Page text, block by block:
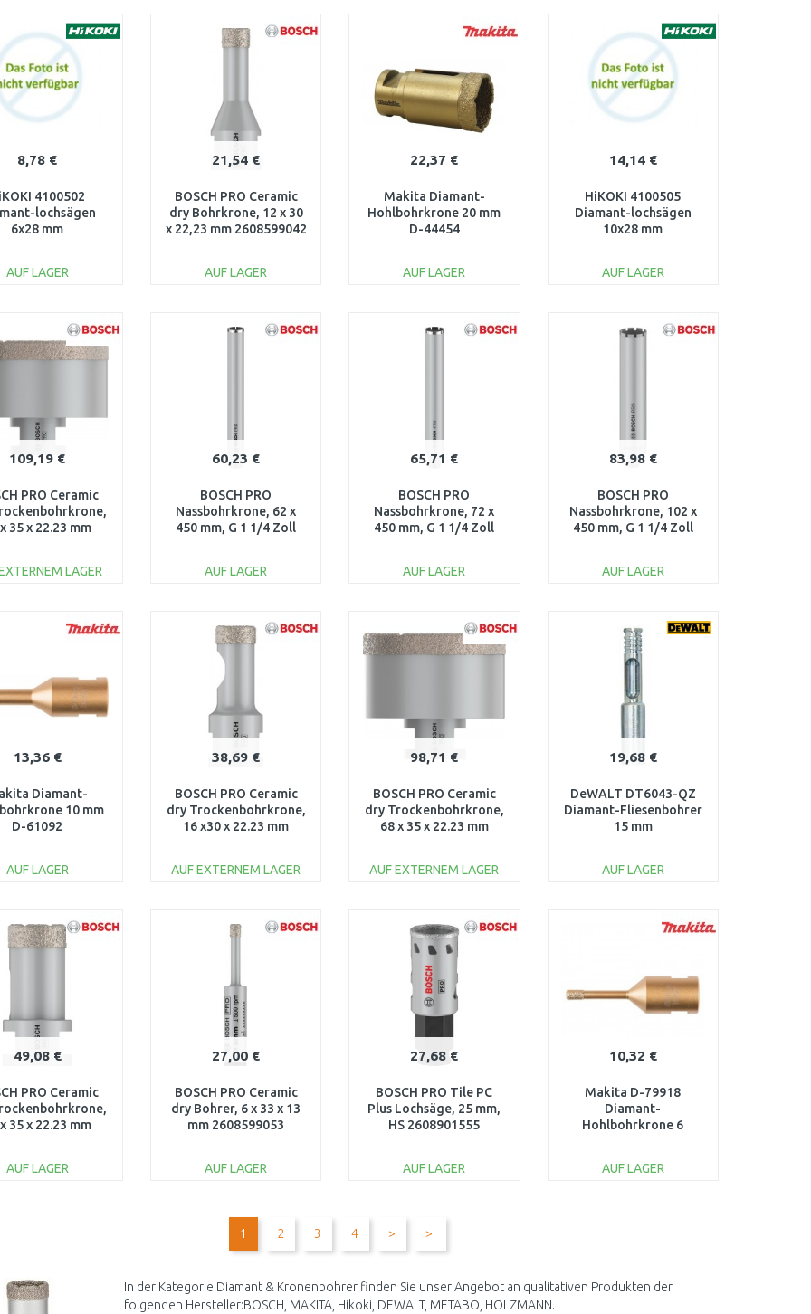
Vergleichen Vergleichen Vergleichen
8,78 €
4100502
lochsägen
6x28 mm
AUF LAGER
Vergleichen
21,54 €
BOSCH PRO Ceramic
dry Bohrkrone, 12 x 30
x 22,23 mm 2608599042
AUF LAGER
22,37 €
Makita Diamant-
Hohlbohrkrone 20 mm
D-44454
AUF LAGER
14,14 €
HiKOKI 4100505
Diamant-lochsägen
10x28 mm
AUF LAGER
109,19 €
PRO Ceramic
35 x 22.23 mm
LAGER
60,23 €
BOSCH PRO
Nassbohrkrone, 62 x
450 mm, G 1 1/4 Zoll
AUF LAGER
Vergleichen
65,71 €
BOSCH PRO
Nassbohrkrone, 72 x
450 mm, G 1 1/4 Zoll
AUF LAGER
Vergleichen
83,98 €
BOSCH PRO
Nassbohrkrone, 102 x
450 mm, G 1 1/4 Zoll
AUF LAGER
Vergleichen
13,36 €
Diamant-
10 mm
D-61092
AUF LAGER
Vergleichen
38,69 €
BOSCH PRO Ceramic
dry Trockenbohrkrone,
16 x30 x 22.23 mm
AUF EXTERNEM LAGER
98,71 €
BOSCH PRO Ceramic
dry Trockenbohrkrone,
68 x 35 x 22.23 mm
AUF EXTERNEM LAGER
Vergleichen
19,68 €
DeWALT DT6043-QZ
Diamant-Fliesenbohrer
15 mm
AUF LAGER
49,08 €
PRO Ceramic
35 x 22.23 mm
AUF LAGER
27,00 €
BOSCH PRO Ceramic
dry Bohrer, 6 x 33 x 13
mm 2608599053
AUF LAGER
27,68 €
BOSCH PRO Tile PC
Plus Lochsäge, 25 mm,
HS 2608901555
AUF LAGER
Vergleichen
10,32 €
Makita D-79918
Diamant-
Hohlbohrkrone 6
AUF LAGER
1 2 3 4 > >|
In der Kategorie Diamant & Kronenbohrer finden Sie unser Angebot an qualitativen Produkten der
folgenden Hersteller:BOSCH, MAKITA, Hikoki, DEWALT, METABO, HOLZMANN.